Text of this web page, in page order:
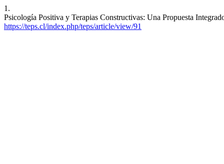
1.
Psicología Positiva y Terapias Constructivas: Una Propuesta
https://teps.cl/index.php/teps/article/view/91